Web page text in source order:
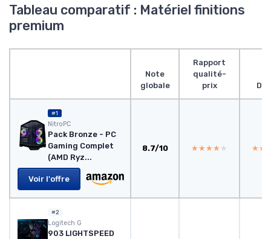
Tableau comparatif : Matériel finitions
premium
Note
globale
Rapport
qualité-
prix
#1
NitroPC
Pack Bronze - PC
Gaming Complet
(AMD Ryz...
Voir l'offre
8.7/10 ★★★★★
★★★★★
#2
Logitech G
903 LIGHTSPEED